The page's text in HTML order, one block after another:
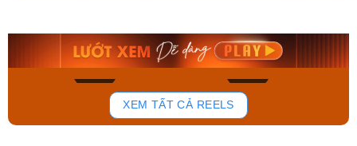
155
Mua ngay Mua ngay
XEM TẤT CẢ REELS